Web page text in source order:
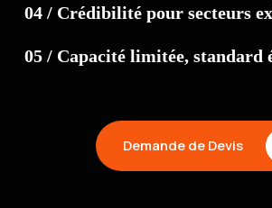
04 / Crédibilité pour secteurs
05 / Capacité limitée, standard
Demande de Devis